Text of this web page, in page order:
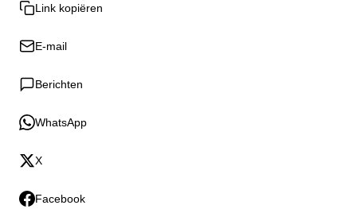
Link kopiëren
E-mail
Berichten
WhatsApp
X
Facebook